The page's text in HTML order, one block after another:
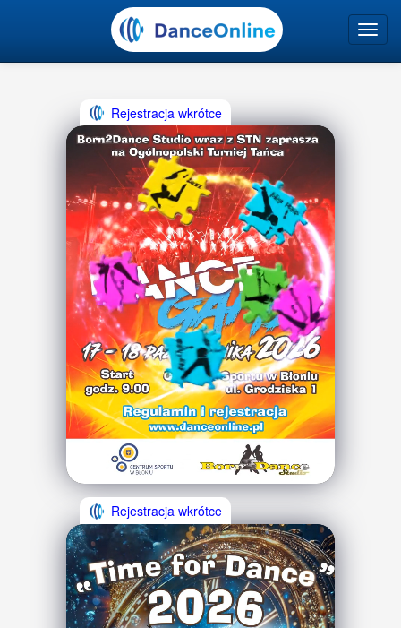
Rejestracja wkrótce
Rejestracja wkrótce